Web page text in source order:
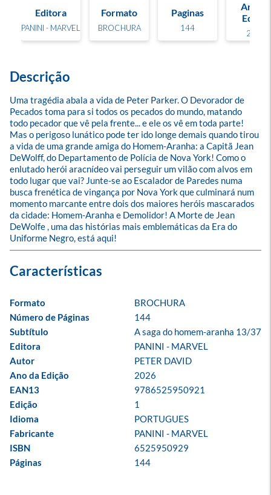
Editora
PANINI - MARVEL
Formato
BROCHURA
Paginas
144
Ano de
Edição
2026
Descrição
Uma tragédia abala a vida de Peter Parker. O Devorador de
Pecados toma para si todos os pecados do mundo, matando
todo pecador que vê pela frente... e ele os vê em toda parte!
Mas o perigoso lunático pode ter ido longe demais quando tirou
a vida de uma grande amiga do Homem-Aranha: a Capitã Jean
DeWolff, do Departamento de Polícia de Nova York! Como o
enlutado herói aracnídeo vai perseguir um vilão com alvos em
todo lugar que vai? Junte-se ao Escalador de Paredes numa
busca frenética de vingança por Nova York que culminará num
momento marcante entre dois dos maiores heróis mascarados
da cidade: Homem-Aranha e Demolidor! A Morte de Jean
DeWolfe , uma das histórias mais emblemáticas da Era do
Uniforme Negro, está aqui!
Formato
BROCHURA
Número de Páginas
144
Subtítulo
A saga do homem-aranha 13/37
Editora
PANINI - MARVEL
Autor
PETER DAVID
Ano da Edição
2026
EAN13
9786525950921
Edição
1
Idioma
PORTUGUES
Fabricante
PANINI - MARVEL
ISBN
6525950929
Páginas
144